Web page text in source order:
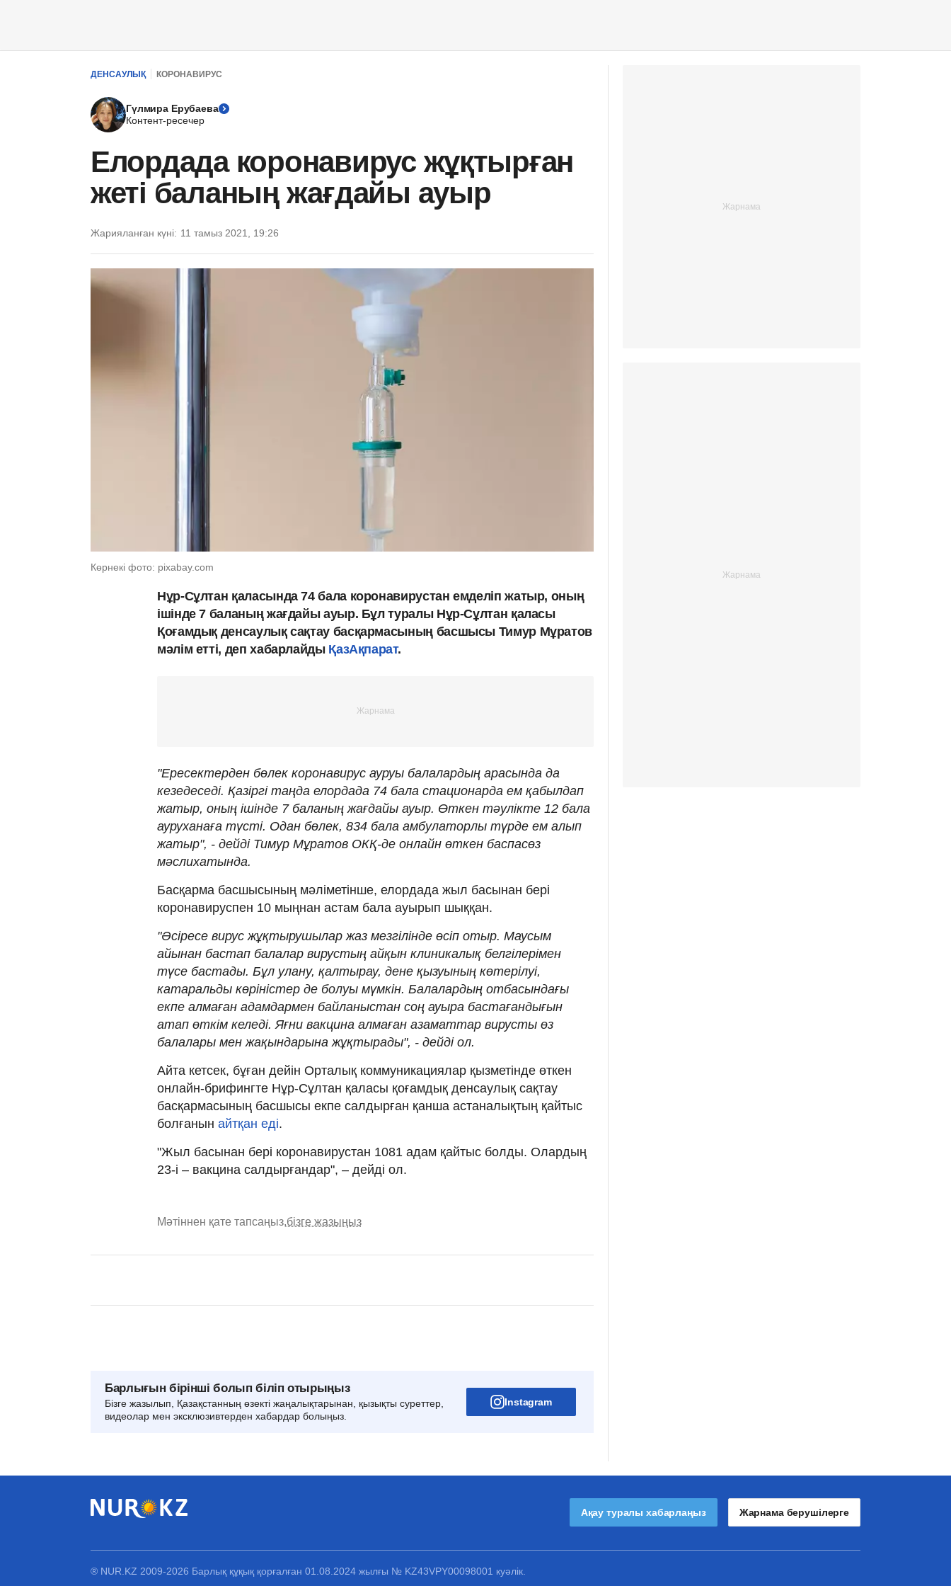
ДЕНСАУЛЫҚ КОРОНАВИРУС
Гүлмира Ерубаева
Контент-ресечер
Елордада коронавирус жұқтырған
жеті баланың жағдайы ауыр
Жарияланған күні: 11 тамыз 2021, 19:26
Көрнекі фото: pixabay.com
Нұр-Сұлтан қаласында 74 бала коронавирустан емделіп жатыр, оның
ішінде 7 баланың жағдайы ауыр. Бұл туралы Нұр-Сұлтан қаласы
Қоғамдық денсаулық сақтау басқармасының басшысы Тимур Мұратов
мәлім етті, деп хабарлайдыҚазАқпарат.
"Ересектерден бөлек коронавирус ауруы балалардың арасында да
кезедеседі. Қазіргі таңда елордада 74 бала стационарда ем қабылдап
жатыр, оның ішінде 7 баланың жағдайы ауыр. Өткен тәулікте 12 бала
ауруханаға түсті. Одан бөлек, 834 бала амбулаторлы түрде ем алып
жатыр", - дейді Тимур Мұратов ОКҚ-де онлайн өткен баспасөз
мәслихатында.
Басқарма басшысының мәліметінше, елордада жыл басынан бері
коронавируспен 10 мыңнан астам бала ауырып шыққан.
"Әсіресе вирус жұқтырушылар жаз мезгілінде өсіп отыр. Маусым
айынан бастап балалар вирустың айқын клиникалық белгілерімен
түсе бастады. Бұл улану, қалтырау, дене қызуының көтерілуі,
катаральды көріністер де болуы мүмкін. Балалардың отбасындағы
екпе алмаған адамдармен байланыстан соң ауыра бастағандығын
атап өткім келеді. Яғни вакцина алмаған азаматтар вирусты өз
балалары мен жақындарына жұқтырады", - дейді ол.
Айта кетсек, бұған дейін Орталық коммуникациялар қызметінде өткен
онлайн-брифингте Нұр-Сұлтан қаласы қоғамдық денсаулық сақтау
басқармасының басшысы екпе салдырған қанша астаналықтың қайтыс
болғанын айтқан еді.
"Жыл басынан бері коронавирустан 1081 адам қайтыс болды. Олардың
23-і – вакцина салдырғандар", – дейді ол.
Мәтіннен қате тапсаңыз,бізге жазыңыз
Барлығын бірінші болып біліп отырыңыз
Бізге жазылып, Қазақстанның өзекті жаңалықтарынан, қызықты суреттер,
видеолар мен эксклюзивтерден хабардар болыңыз.
Instagram
Ақау туралы хабарлаңыз Жарнама берушілерге
® NUR.KZ 2009-2026 Барлық құқық қорғалған 01.08.2024 жылғы № KZ43VPY00098001 куәлік.